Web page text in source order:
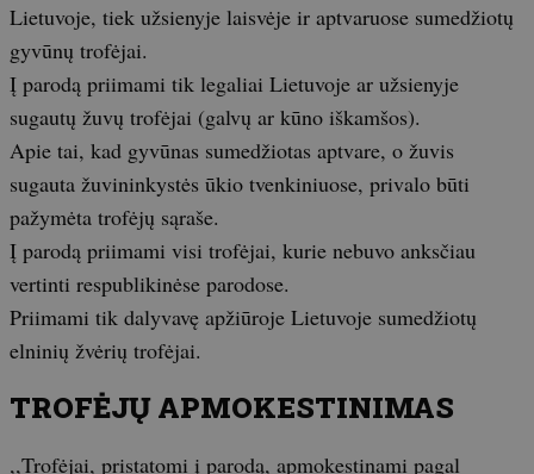
Lietuvoje, tiek užsienyje laisvėje ir aptvaruose sumedžiotų
gyvūnų trofėjai.
Į parodą priimami tik legaliai Lietuvoje ar užsienyje
sugautų žuvų trofėjai (galvų ar kūno iškamšos).
Apie tai, kad gyvūnas sumedžiotas aptvare, o žuvis
sugauta žuvininkystės ūkio tvenkiniuose, privalo būti
pažymėta trofėjų sąraše.
Į parodą priimami visi trofėjai, kurie nebuvo anksčiau
vertinti respublikinėse parodose.
Priimami tik dalyvavę apžiūroje Lietuvoje sumedžiotų
elninių žvėrių trofėjai.
TROFĖJŲ APMOKESTINIMAS
,,Trofėjai, pristatomi į parodą, apmokestinami pagal